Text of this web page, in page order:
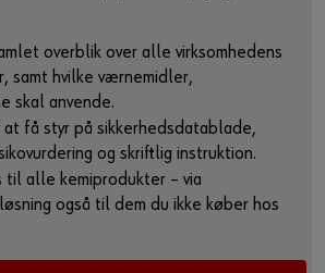
overblik over alle virksomhedens
samt hvilke værnemidler,
skal anvende.
få styr på sikkerhedsdatablade,
og skriftlig instruktion.
til alle kemiprodukter – via
også til dem du ikke køber hos